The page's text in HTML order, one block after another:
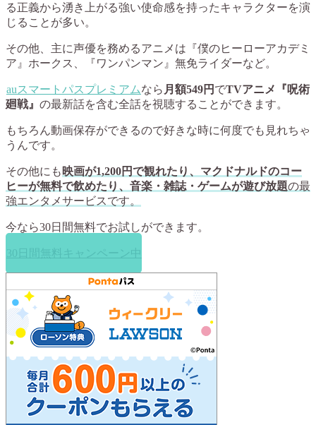
る正義から湧き上がる強い使命感を持ったキャラクターを演
じることが多い。
その他、主に声優を務めるアニメは『僕のヒーローアカデミ
ア』ホークス、『ワンパンマン』無免ライダーなど。
auスマートパスプレミアムなら 月額549円 でTVアニメ『呪術
廻戦』 の最新話を含む全話を視聴することができます。
もちろん動画保存ができるので好きな時に何度でも見れちゃ
うんです。
その他にも 映画が1,200円で観れたり、マクドナルドのコー
ヒーが無料で飲めたり、音楽・雑誌・ゲームが遊び放題の最
強エンタメサービスです。
今なら30日間無料でお試しができます。
30日間無料キャンペーン中